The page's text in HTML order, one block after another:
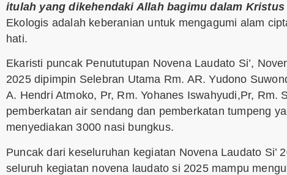
itulah yang dikehendaki Allah bagimu dalam Kristus
Ekologis adalah keberanian untuk mengagumi alam
hati.
Ekaristi puncak Penututupan Novena Laudato Si’,
2025 dipimpin Selebran Utama Rm. AR. Yudono
A. Hendri Atmoko, Pr, Rm. Yohanes Iswahyudi,Pr, Rm.
pemberkatan air sendang dan pemberkatan tumpeng
menyediakan 3000 nasi bungkus.
Puncak dari keseluruhan kegiatan Novena Laudato Si’
seluruh kegiatan novena laudato si 2025 mampu